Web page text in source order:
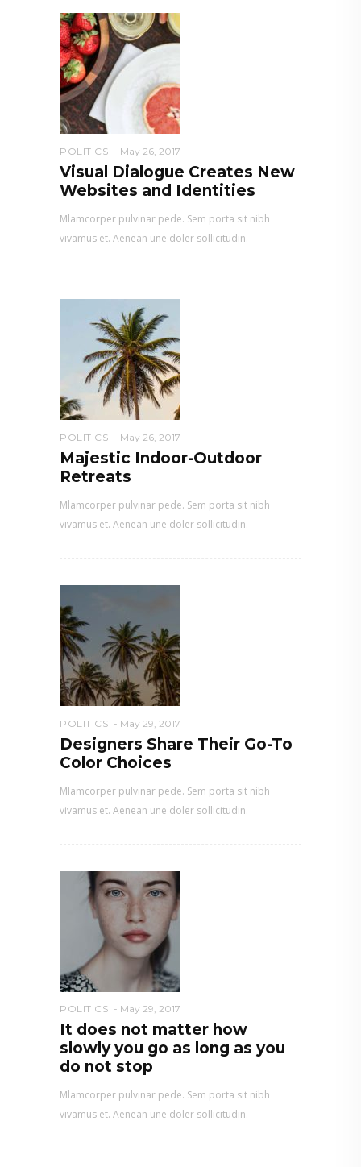
POLITICS May 26, 2017
Visual Dialogue Creates New
Websites and Identities
Mlamcorper pulvinar pede. Sem porta sit nibh
vivamus et. Aenean une doler sollicitudin.
POLITICS May 26, 2017
Majestic Indoor-Outdoor
Retreats
Mlamcorper pulvinar pede. Sem porta sit nibh
vivamus et. Aenean une doler sollicitudin.
POLITICS May 29, 2017
Designers Share Their Go-To
Color Choices
Mlamcorper pulvinar pede. Sem porta sit nibh
vivamus et. Aenean une doler sollicitudin.
POLITICS May 29, 2017
It does not matter how
slowly you go as long as you
do not stop
Mlamcorper pulvinar pede. Sem porta sit nibh
vivamus et. Aenean une doler sollicitudin.